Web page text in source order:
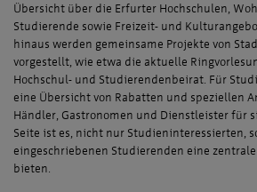
Übersicht über die Erfurter Hochschulen,
Studierende sowie Freizeit- und
hinaus werden gemeinsame Projekte von
vorgestellt, wie etwa die aktuelle
Hochschul- und Studierendenbeirat. Für
eine Übersicht von Rabatten und speziellen
Händler, Gastronomen und Dienstleister für
Seite ist es, nicht nur Studieninteressierten,
eingeschriebenen Studierenden eine
bieten.